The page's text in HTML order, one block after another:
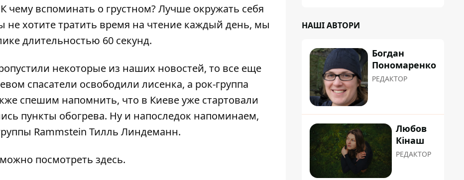
чему вспоминать о грустном? Лучше окружать себя
хотите тратить время на чтение каждый день, мы
длительностью 60 секунд.
некоторые из наших новостей, то все еще
спасатели освободили лисенка, а рок-группа
спешим напомнить, что в Киеве уже стартовали
пункты обогрева. Ну и напоследок напоминаем,
Rammstein Тилль Линдеманн.
посмотреть здесь.
НАШІ АВТОРИ
Богдан
Пономаренко
РЕДАКТОР
Любов
Кінаш
РЕДАКТОР